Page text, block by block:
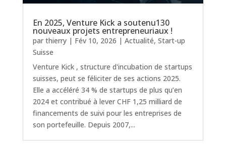
En 2025, Venture Kick a soutenu130
nouveaux projets entrepreneuriaux !
par thierry| Fév 10, 2026 | Actualité, Start-up
Suisse
Venture Kick , structure d'incubation de startups
suisses, peut se féliciter de ses actions 2025.
Elle a accéléré 34 % de startups de plus qu’en
2024 et contribué à lever CHF 1,25 milliard de
financements de suivi pour les entreprises de
son portefeuille. Depuis 2007,...